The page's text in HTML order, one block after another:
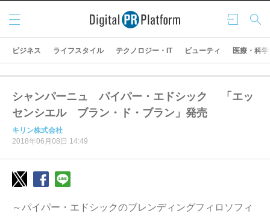
ログ
イン
検索
メニ
ュー
ビジネス ライフスタイル テクノロジー・IT ビューティ 医療・科学
シャンパーニュ パイパー・エドシック 「エッ
センシエル ブラン・ド・ブラン」発売
キリン株式会社
2018年06月08日 14:49
～パイパー・エドシックのブレンディングフィロソフィ